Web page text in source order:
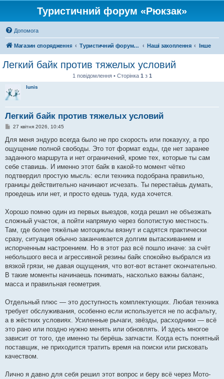
Туристичний форум «Рюкзак»
Допомога
Магазин спорядження Туристичний форум «Рюкзак» Наші захоплення Інше
Легкий байк против тяжелых условий
1 повідомлення • Сторінка 1 з 1
lunis
Легкий байк против тяжелых условий
П
в
д
о
м
л
е
н
н
я
27 квітня 2026, 10:45
Для меня эндуро всегда было не про скорость или показуху, а про
ощущение полной свободы. Это тот формат езды, где нет заранее
заданного маршрута и нет ограничений, кроме тех, которые ты сам
себе ставишь. И именно этот байк в какой-то момент чётко
подтвердил простую мысль: если техника подобрана правильно,
границы действительно начинают исчезать. Ты перестаёшь думать,
проедешь или нет, и просто едешь туда, куда хочется.
Хорошо помню один из первых выездов, когда решил не объезжать
сложный участок, а пойти напрямую через болотистую местность.
Там, где более тяжёлые мотоциклы вязнут и садятся практически
сразу, ситуация обычно заканчивается долгим вытаскиванием и
испорченным настроением. Но в этот раз всё пошло иначе: за счёт
небольшого веса и агрессивной резины байк спокойно выбрался из
вязкой грязи, не давая ощущения, что вот-вот встанет окончательно.
В такие моменты начинаешь понимать, насколько важны баланс,
масса и правильная геометрия.
Отдельный плюс — это доступность комплектующих. Любая техника
требует обслуживания, особенно если используется не по асфальту,
а в жёстких условиях. Усиленные рычаги, звёзды, расходники — всё
это рано или поздно нужно менять или обновлять. И здесь многое
зависит от того, где именно ты берёшь запчасти. Когда есть понятный
поставщик, не приходится тратить время на поиски или рисковать
качеством.
Лично я давно для себя решил этот вопрос и беру всё через Мото-